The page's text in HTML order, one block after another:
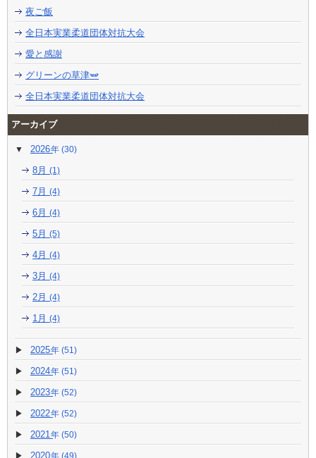
夜ご飯
全日本実業柔道団体対抗大会
愛と感謝
グリーンの草津🫛
全日本実業柔道団体対抗大会
アーカイブ
2026 (30)
8月 (1)
7月 (4)
6月 (4)
5月 (5)
4月 (4)
3月 (4)
2月 (4)
1月 (4)
2025 (51)
2024 (51)
2023 (52)
2022 (52)
2021 (50)
2020